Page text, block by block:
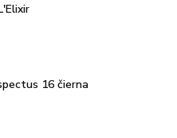
16 čierna